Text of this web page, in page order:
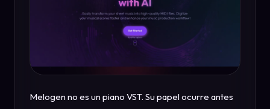
Melogen no es un piano VST. Su papel ocurre antes